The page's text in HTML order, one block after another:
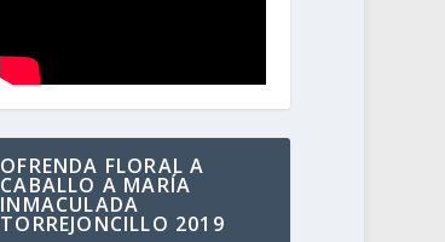
OFRENDA FLORAL A
CABALLO A MARÍA
INMACULADA
TORREJONCILLO 2019